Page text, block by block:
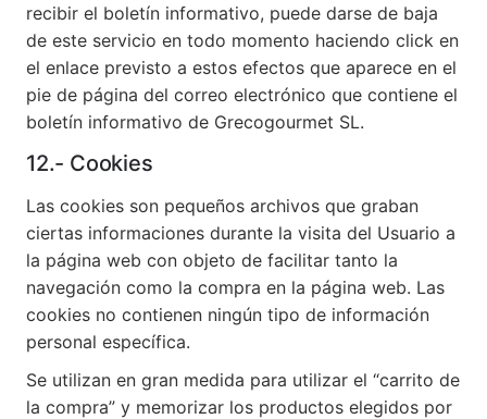
recibir el boletín informativo, puede darse de baja
de este servicio en todo momento haciendo click en
el enlace previsto a estos efectos que aparece en el
pie de página del correo electrónico que contiene el
boletín informativo de Grecogourmet SL.
12.- Cookies
Las cookies son pequeños archivos que graban
ciertas informaciones durante la visita del Usuario a
la página web con objeto de facilitar tanto la
navegación como la compra en la página web. Las
cookies no contienen ningún tipo de información
personal específica.
Se utilizan en gran medida para utilizar el “carrito de
la compra” y memorizar los productos elegidos por